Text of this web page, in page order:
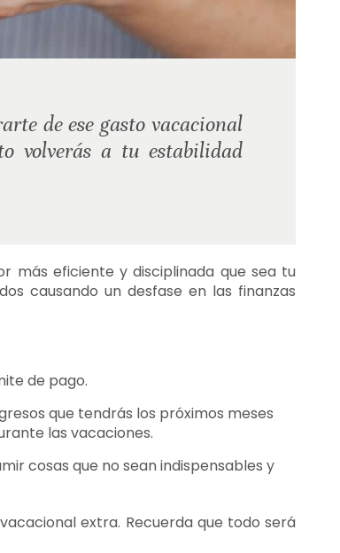
de ese gasto vacacional
volverás a tu estabilidad
más eficiente y disciplinada que sea tu
causando un desfase en las finanzas
de pago.
que tendrás los próximos meses
las vacaciones.
cosas que no sean indispensables y
extra. Recuerda que todo será